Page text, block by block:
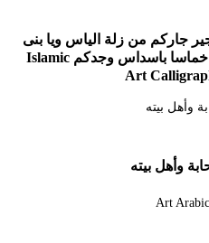
جاركم من زلة الياس ويا بنى
هاشم حاشا محبكم يبيت يضرب اخماسا باسداس وجدكم Islamic
Art